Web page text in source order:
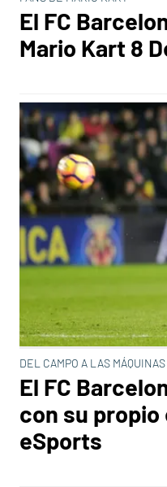
El FC
Mario Kart 8
DEL CAMPO A LAS MÁQUINAS
El FC
con su propio
eSports